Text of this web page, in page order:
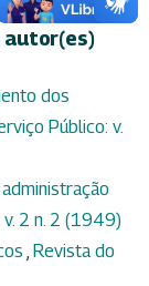
autor(es)
dos
Público: v.
2 n. 2 (1949)
, Revista do